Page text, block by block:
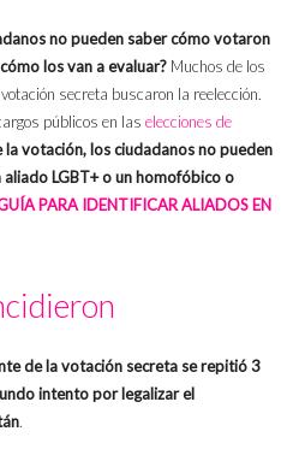
no pueden saber cómo votaron
los van a evaluar? Muchos de los
secreta buscaron la reelección.
públicos en las elecciones de
votación, los ciudadanos no pueden
LGBT+ o un homofóbico o
PARA IDENTIFICAR ALIADOS EN
de la votación secreta se repitió 3
intento por legalizar el
.